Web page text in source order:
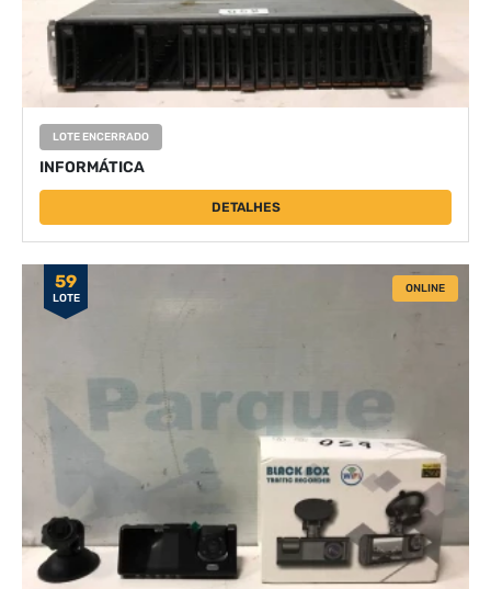
LOTE ENCERRADO
INFORMÁTICA
DETALHES
59
LOTE
ONLINE